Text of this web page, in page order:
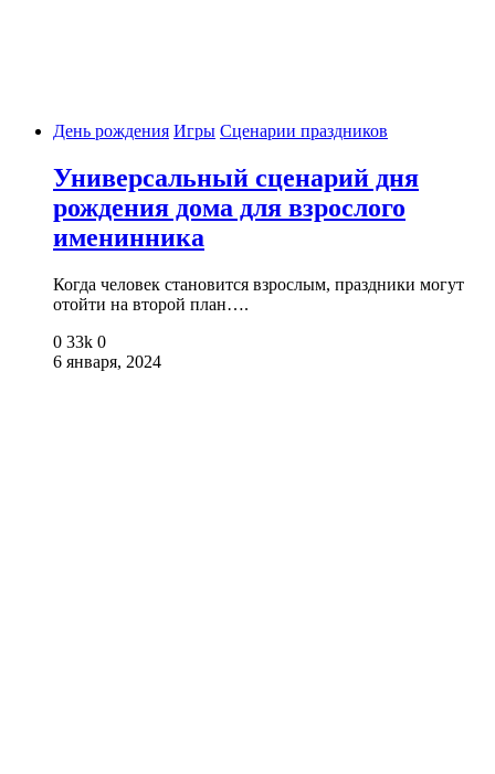
День рождения Игры Сценарии праздников
Универсальный сценарий дня
рождения дома для взрослого
именинника
Когда человек становится взрослым, праздники могут
отойти на второй план….
0 33k 0
6 января, 2024